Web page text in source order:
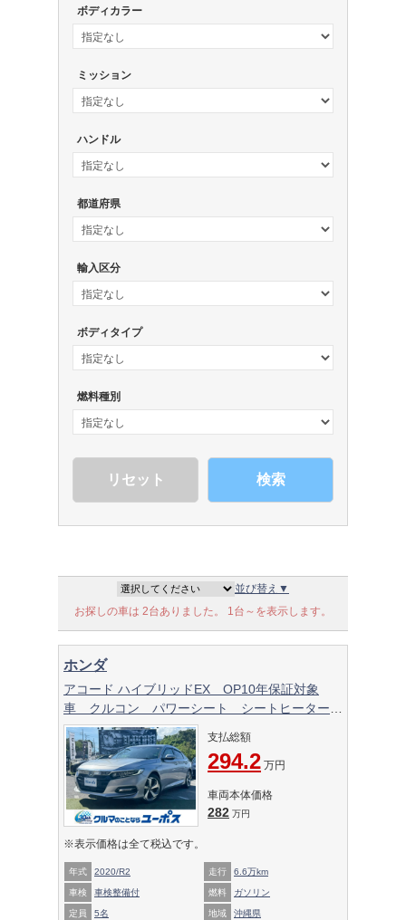
ボディカラー
ミッション
ハンドル
都道府県
輸入区分
ボディタイプ
燃料種別
検索
並び替え▼
お探しの車は 2台ありました。 1台～を表示します。
ホンダ
アコード ハイブリッドEX OP10年保証対象
車 クルコン パワーシート シートヒーター
パドルシフト ETC 革巻きステア
支払総額
294.2 万円
車両本体価格
282 万円
※表示価格は全て税込です。
年式 2020/R2 走行 6.6万km
車検 車検整備付 燃料 ガソリン
定員 5名 地域 沖縄県